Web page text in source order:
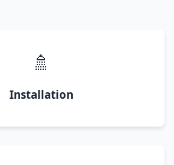
🚿
Installation